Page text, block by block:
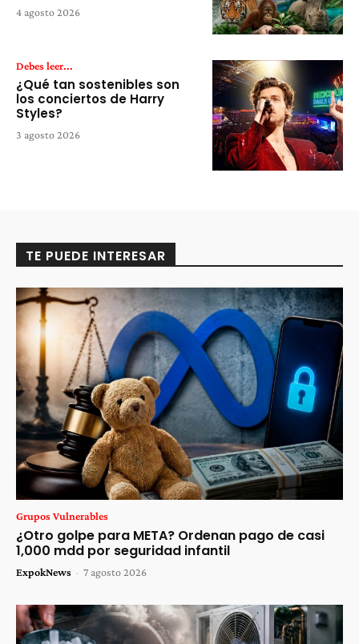
4 agosto 2026
Debes leer...
¿Qué tan sostenibles son
los conciertos de Harry
Styles?
3 agosto 2026
TE PUEDE INTERESAR
Grupos Vulnerables
¿Otro golpe para META? Ordenan pago de casi
1,000 mdd por seguridad infantil
ExpokNews - 7 agosto 2026